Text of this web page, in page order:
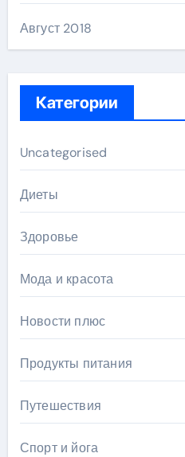
Август 2018
Категории
Uncategorised
Диеты
Здоровье
Мода и красота
Новости плюс
Продукты питания
Путешествия
Спорт и йога